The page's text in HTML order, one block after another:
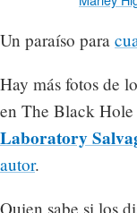
Un paraíso para
Hay más fotos de
en The Black Hole
Laboratory
autor.
Quien sabe si los